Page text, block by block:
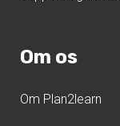
Om os
Om Plan2learn